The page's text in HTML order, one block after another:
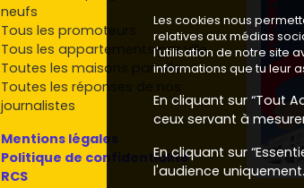
neufs
Tous les promoteurs
Tous les appartements par ville
Toutes les maisons par ville
Toutes les réponses de nos
journalistes
Mentions légales
Politique de confidentialité
RCS
Les cookies nous
relatives aux médias
l'utilisation de notre site
informations que tu leur
En cliquant sur “Tout
ceux servant à
En cliquant sur
l'audience uniquement.